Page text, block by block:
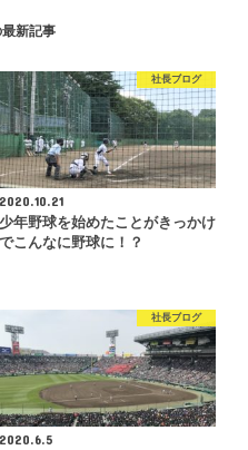
新記事
社長ブログ
2020.10.21
少年野球を始めたことがきっかけ
でこんなに野球に！？
社長ブログ
2020.6.5